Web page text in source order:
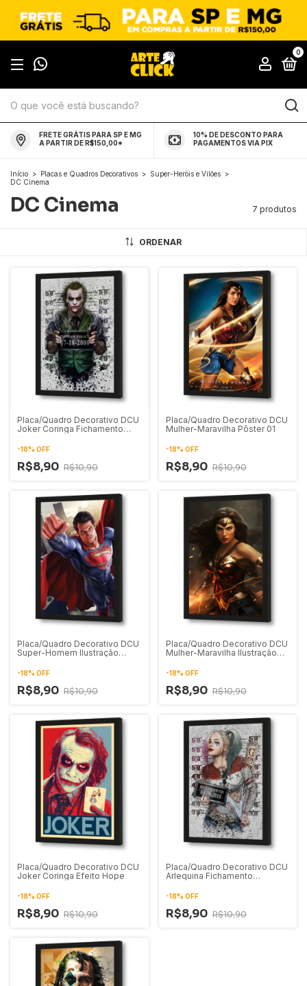
0
FRETE GRÁTIS PARA SP E MG
A PARTIR DE R$150,00*
10% DE DESCONTO PARA
PAGAMENTOS VIA PIX
Início > Placas e Quadros Decorativos > Super-Heróis e Vilões >
DC Cinema
DC Cinema 7 produtos
ORDENAR
Placa/Quadro Decorativo DCU
Joker Coringa Fichamento
-18% OFF
R$8,90 R$10,90
Placa/Quadro Decorativo DCU
Mulher-Maravilha Pôster 01
-18% OFF
R$8,90 R$10,90
Placa/Quadro Decorativo DCU
Super-Homem Ilustração
-18% OFF
R$8,90 R$10,90
Placa/Quadro Decorativo DCU
Mulher-Maravilha Ilustração
-18% OFF
R$8,90 R$10,90
Placa/Quadro Decorativo DCU
Joker Coringa Efeito Hope
-18% OFF
R$8,90 R$10,90
Placa/Quadro Decorativo DCU
Arlequina Fichamento
-18% OFF
R$8,90 R$10,90